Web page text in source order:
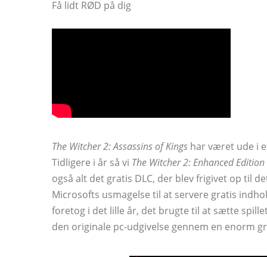
Få lidt RØD på dig
The Witcher 2: Assassins of Kings har været ude i
Tidligere i år så vi The Witcher 2: Enhanced Edition
også alt det gratis DLC, der blev frigivet op til
Microsofts usmagelse til at servere gratis
foretog i det lille år, det brugte til at sætte
den originale pc-udgivelse gennem en enorm